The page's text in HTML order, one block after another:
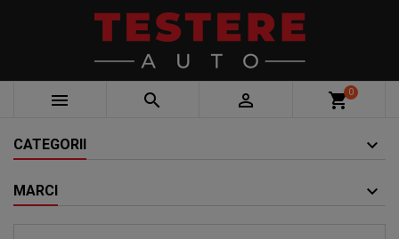
   shopping_cart0
CATEGORII
MARCI